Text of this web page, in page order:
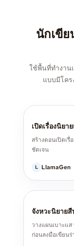
นักเขีย
ใช้พื้นที่ทำงาน
แบบมีโคร
เปิดเรื่องนิย
สร้างตอนเปิดเ
ชัดเจน
L LlamaGen
จังหวะนิยาย
วางแผนเบาะแ
ก่อนลงมือเขียนร่